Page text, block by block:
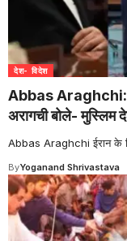
देश- विदेश
Abbas Araghchi:
अरागची बोले- मुस्लिम
Abbas Araghchi ईरान के
ByYoganand Shrivastava